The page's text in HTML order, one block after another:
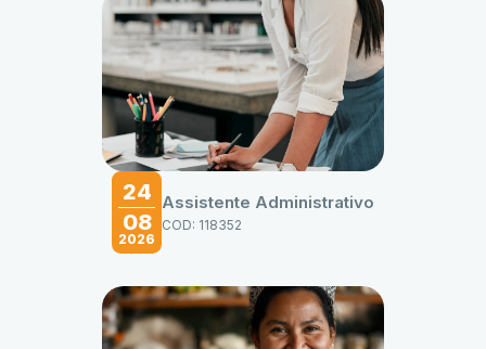
24
08
2026
Assistente Administrativo
COD: 118352